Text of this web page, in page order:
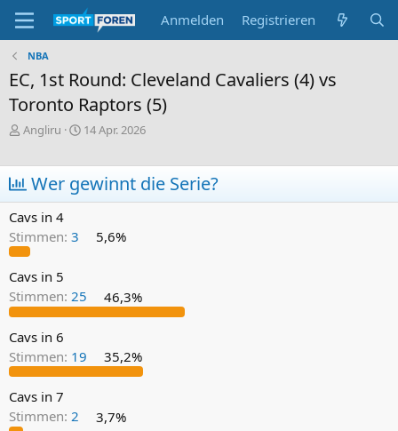
Anmelden Registrieren
NBA
EC, 1st Round: Cleveland Cavaliers (4) vs
Toronto Raptors (5)
E
t
e
l
e
r
Angliru
E
t
e
14 Apr. 2026
Wer gewinnt die Serie?
Cavs in 4
Stimmen: 3 5,6%
Cavs in 5
Stimmen: 25 46,3%
Cavs in 6
Stimmen: 19 35,2%
Cavs in 7
Stimmen: 2 3,7%